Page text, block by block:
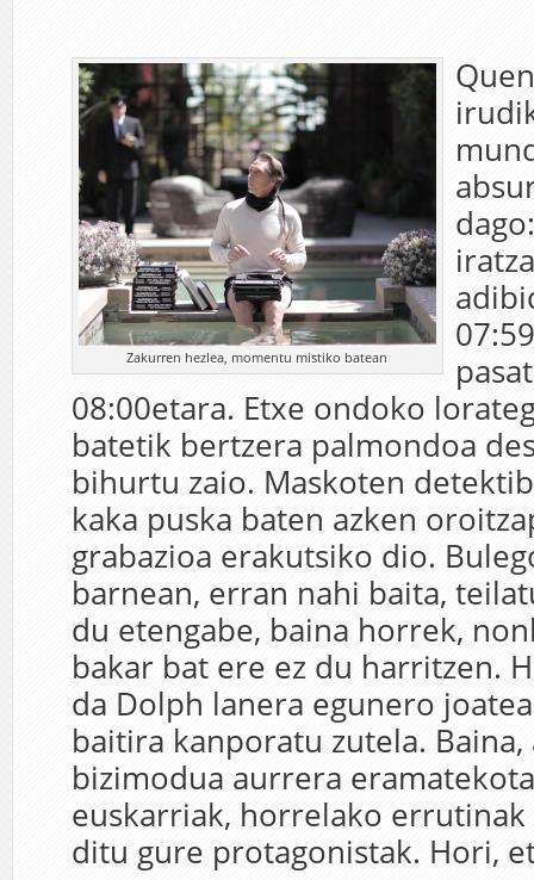
Zakurren hezlea, momentu mistiko batean
08:00etara. Etxe ondoko
batetik bertzera palmondoa
bihurtu zaio. Maskoten
kaka puska baten azken
grabazioa erakutsiko dio.
barnean, erran nahi baita,
du etengabe, baina horrek,
bakar bat ere ez du harritzen.
da Dolph lanera egunero
baitira kanporatu zutela. Baina,
bizimodua aurrera
euskarriak, horrelako errutinak
ditu gure protagonistak. Hori,